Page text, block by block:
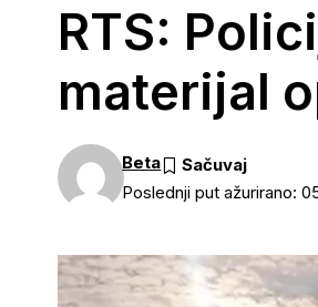
RTS:
materijal
Poslednji put ažurirano:
Beta